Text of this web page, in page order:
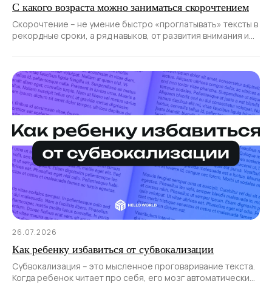
С какого возраста можно заниматься скорочтением
Скорочтение – не умение быстро «проглатывать» тексты в
рекордные сроки, а ряд навыков, от развития внимания и
информацию и выделять главное.
26.07.2026
Как ребенку избавиться от субвокализации
Субвокализация – это мысленное проговаривание текста.
Когда ребенок читает про себя, его мозг автоматически